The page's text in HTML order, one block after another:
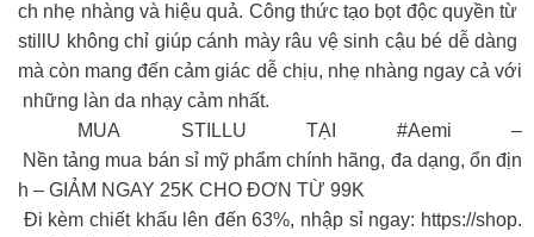
ch nhẹ nhàng và hiệu quả. Công thức tạo bọt độc quyền từ
stillU không chỉ giúp cánh mày râu vệ sinh cậu bé dễ dàng
mà còn mang đến cảm giác dễ chịu, nhẹ nhàng ngay cả với
những làn da nhạy cảm nhất.
MUA STILLU TẠI #Aemi –
Nền tảng mua bán sỉ mỹ phẩm chính hãng, đa dạng, ổn địn
h – GIẢM NGAY 25K CHO ĐƠN TỪ 99K
Đi kèm chiết khấu lên đến 63%, nhập sỉ ngay: https://shop.